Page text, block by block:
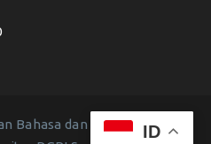
Bahasa dan Seni - All Right
ID